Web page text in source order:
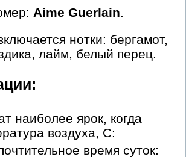
Aime Guerlain.
нотки: бергамот,
лайм, белый перец.
наиболее ярок, когда
воздуха, С:
время суток: